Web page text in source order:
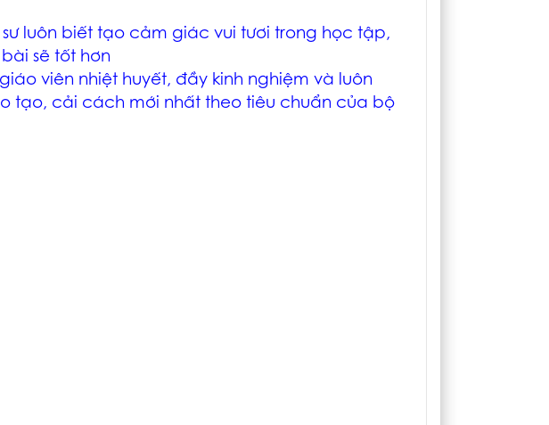
luôn biết tạo cảm giác vui tươi trong học tập,
sẽ tốt hơn
viên nhiệt huyết, đầy kinh nghiệm và luôn
tạo, cải cách mới nhất theo tiêu chuẩn của bộ